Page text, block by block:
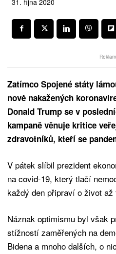
31. října 2020
Zatímco Spojené státy
nově nakažených
Donald Trump se v
kampaně věnuje kritice
zdravotníků, kteří se
V pátek slíbil prezident
na covid-19, který tlačí
každý den připraví o život
Náznak optimismu byl však
stížností zaměřených na
Bidena a mnoho dalších, o